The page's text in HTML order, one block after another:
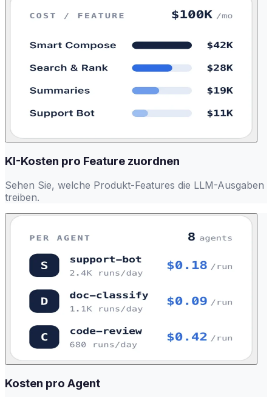
KI-Kosten pro Feature zuordnen
Sehen Sie, welche Produkt-Features die LLM-Ausgaben
treiben.
Kosten pro Agent